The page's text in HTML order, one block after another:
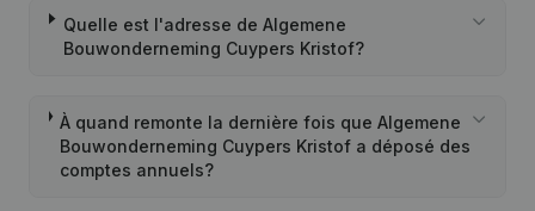
Quelle est l'adresse de Algemene
Bouwonderneming Cuypers Kristof?
À quand remonte la dernière fois que Algemene
Bouwonderneming Cuypers Kristof a déposé des
comptes annuels?